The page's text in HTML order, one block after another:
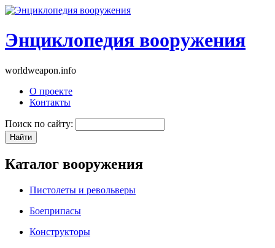
Энциклопедия вооружения
worldweapon.info
О проекте
Контакты
Поиск по сайту:
Каталог вооружения
Пистолеты и револьверы
Боеприпасы
Конструкторы